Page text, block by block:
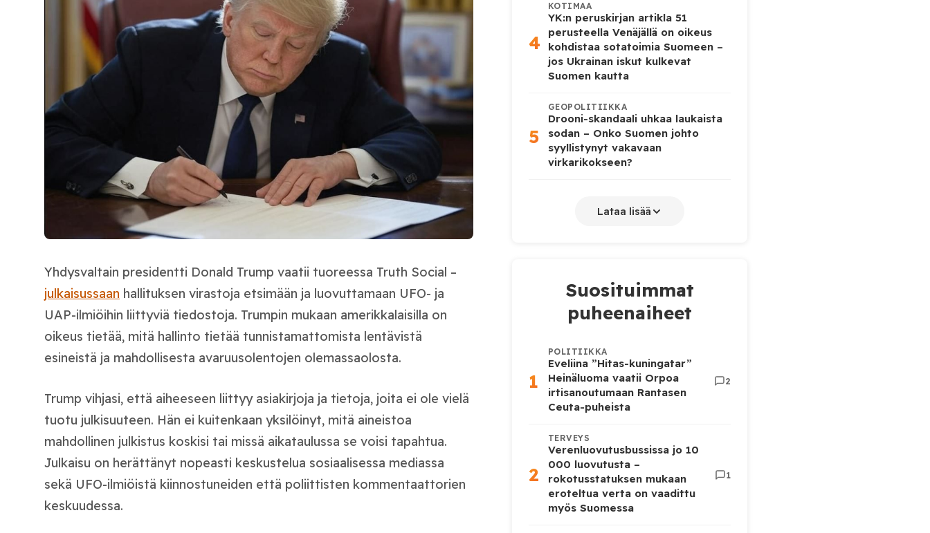
Yhdysvaltain presidentti Donald Trump vaatii tuoreessa Truth Social –
julkaisussaan hallituksen virastoja etsimään ja luovuttamaan UFO- ja
UAP-ilmiöihin liittyviä tiedostoja. Trumpin mukaan amerikkalaisilla on
oikeus tietää, mitä hallinto tietää tunnistamattomista lentävistä
esineistä ja mahdollisesta avaruusolentojen olemassaolosta.
Trump vihjasi, että aiheeseen liittyy asiakirjoja ja tietoja, joita ei ole vielä
tuotu julkisuuteen. Hän ei kuitenkaan yksilöinyt, mitä aineistoa
mahdollinen julkistus koskisi tai missä aikataulussa se voisi tapahtua.
Julkaisu on herättänyt nopeasti keskustelua sosiaalisessa mediassa
sekä UFO-ilmiöistä kiinnostuneiden että poliittisten kommentaattorien
keskuudessa.
4
KOTIMAA
YK:n peruskirjan artikla 51
perusteella Venäjällä on oikeus
kohdistaa sotatoimia Suomeen –
jos Ukrainan iskut kulkevat
Suomen kautta
5
GEOPOLITIIKKA
Drooni-skandaali uhkaa laukaista
sodan – Onko Suomen johto
syyllistynyt vakavaan
virkarikokseen?
Lataa lisää
Suosituimmat
puheenaiheet
1
POLITIIKKA
Eveliina ”Hitas-kuningatar”
Heinäluoma vaatii Orpoa
irtisanoutumaan Rantasen
Ceuta-puheista
2
2
TERVEYS
Verenluovutusbussissa jo 10
000 luovutusta –
rokotusstatuksen mukaan
eroteltua verta on vaadittu
myös Suomessa
1